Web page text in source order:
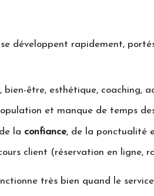
développent rapidement,
bien-être, esthétique, coaching,
et manque de temps
la confiance, de la ponctualité
client (réservation en ligne,
très bien quand le